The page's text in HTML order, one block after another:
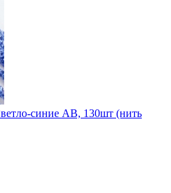
синие АВ, 130шт (нить